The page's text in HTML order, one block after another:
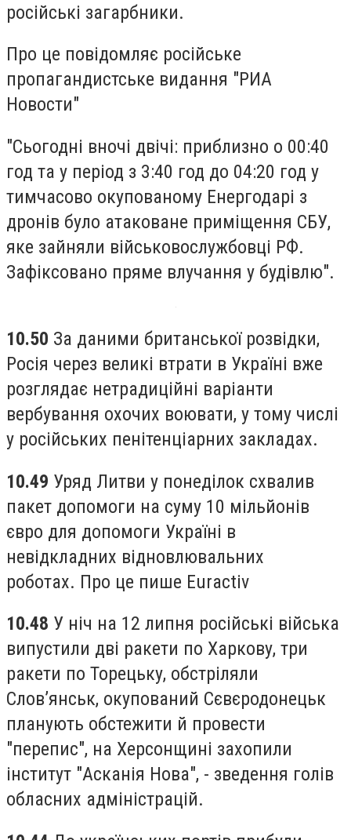
російські загарбники.
Про це повідомляє російське
пропагандистське видання "РИА
Новости"
"Сьогодні вночі двічі: приблизно о 00:40
год та у період з 3:40 год до 04:20 год у
тимчасово окупованому Енергодарі з
дронів було атаковане приміщення СБУ,
яке зайняли військовослужбовці РФ.
Зафіксовано пряме влучання у будівлю".
10.50 За даними британської розвідки,
Росія через великі втрати в Україні вже
розглядає нетрадиційні варіанти
вербування охочих воювати, у тому числі
у російських пенітенціарних закладах.
10.49 Уряд Литви у понеділок схвалив
пакет допомоги на суму 10 мільйонів
євро для допомоги Україні в
невідкладних відновлювальних
роботах. Про це пише Euractiv
10.48 У ніч на 12 липня російські війська
випустили дві ракети по Харкову, три
ракети по Торецьку, обстріляли
Слов’янськ, окупований Сєвєродонецьк
планують обстежити й провести
"перепис", на Херсонщині захопили
інститут "Асканія Нова", - зведення голів
обласних адміністрацій.